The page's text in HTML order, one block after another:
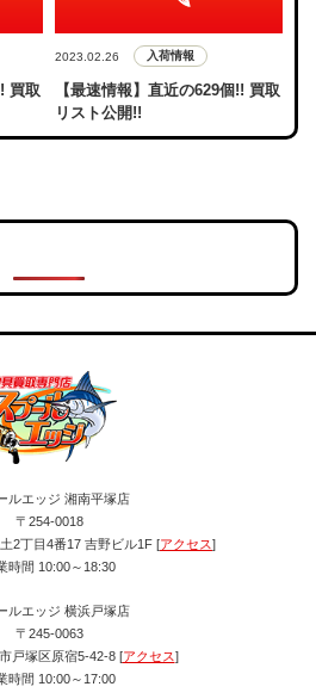
買取
2023.02.26 入荷情報
【最速情報】直近の629個!! 買取
リスト公開!!
ルエッジ 湘南平塚店
〒254-0018
2丁目4番17 吉野ビル1F [アクセス]
時間 10:00～18:30
ルエッジ 横浜戸塚店
〒245-0063
戸塚区原宿5-42-8 [アクセス]
時間 10:00～17:00